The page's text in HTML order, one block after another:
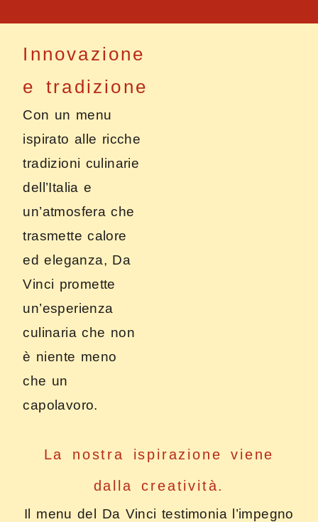
Innovazione
e tradizione
Con un menu
ispirato alle ricche
tradizioni culinarie
dell’Italia e
un’atmosfera che
trasmette calore
ed eleganza, Da
Vinci promette
un’esperienza
culinaria che non
è niente meno
che un
capolavoro.
La nostra ispirazione viene
dalla creatività.
Il menu del Da Vinci testimonia l’impegno